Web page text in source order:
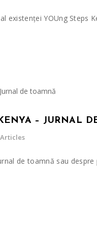
existenței YOUng
– JURNAL
Articles
de toamnă sau